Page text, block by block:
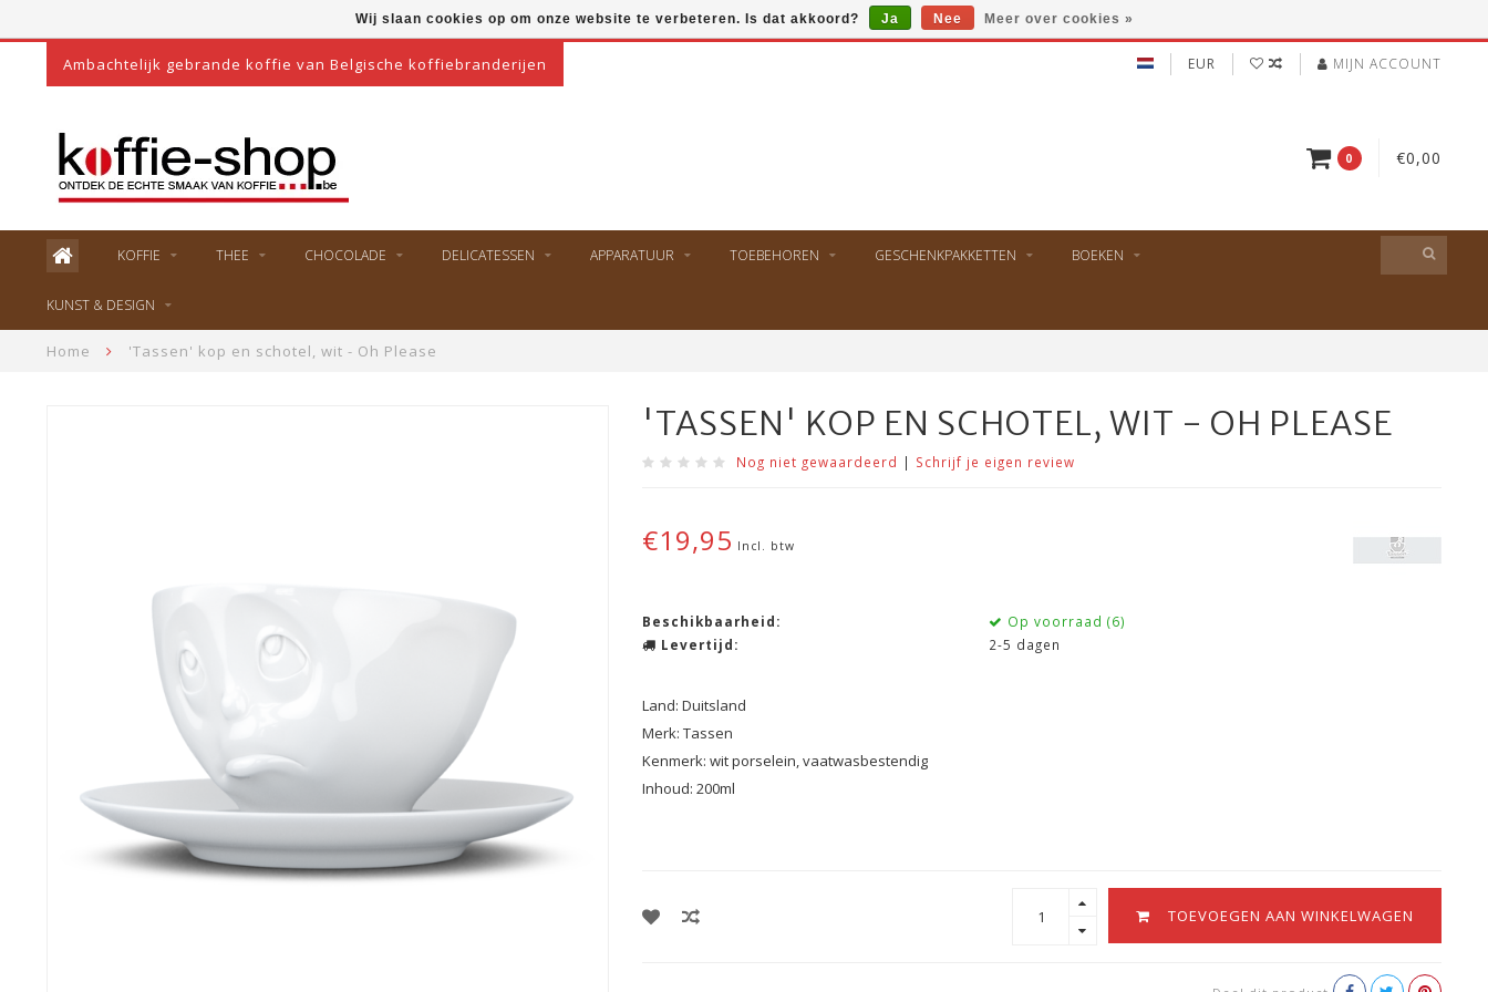
Ambachtelijk gebrande koffie van Belgische koffiebranderijen EUR MIJN ACCOUNT
0 €0,00
KOFFIE THEE CHOCOLADE DELICATESSEN APPARATUUR TOEBEHOREN GESCHENKPAKKETTEN BOEKEN
KUNST & DESIGN
Home 'Tassen' kop en schotel, wit - Oh Please
'TASSEN' KOP EN SCHOTEL, WIT - OH PLEASE
Nog niet gewaardeerd | Schrijf je eigen review
€19,95 Incl. btw
Beschikbaarheid:
Op voorraad (6)
Levertijd:
2-5 dagen
Land: Duitsland
Merk: Tassen
Kenmerk: wit porselein, vaatwasbestendig
Inhoud: 200ml
TOEVOEGEN AAN WINKELWAGEN
Wij slaan cookies op om onze website te verbeteren. Is dat akkoord? Ja Nee Meer over cookies »